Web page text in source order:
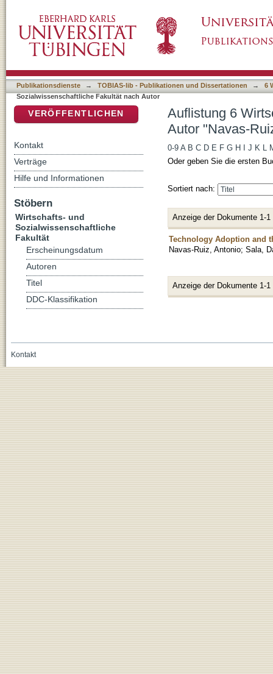
Publikationsdienste → TOBIAS-lib - Publikationen und Dissertationen →
6
Sozialwissenschaftliche Fakultät nach Autor
Auflistung 6
Autor "Navas-
0-9 A B C D E F G H J K L
Oder geben Sie die ersten
Sortiert nach:
Anzeige der Dokumente 1-1
Technology Adoption and
Navas-Ruiz, Antonio; Sala,
Anzeige der Dokumente 1-1
VERÖFFENTLICHEN
Kontakt
Verträge
Hilfe und Informationen
Stöbern
Wirtschafts- und
Sozialwissenschaftliche
Fakultät
Erscheinungsdatum
Autoren
Titel
DDC-Klassifikation
Kontakt